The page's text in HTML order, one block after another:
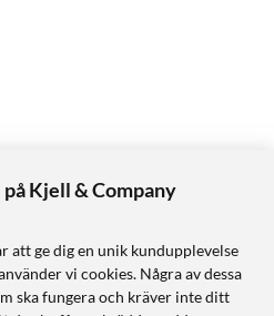
Kjell & Company
att ge dig en unik kundupplevelse
vi cookies. Några av dessa
ska fungera och kräver inte ditt